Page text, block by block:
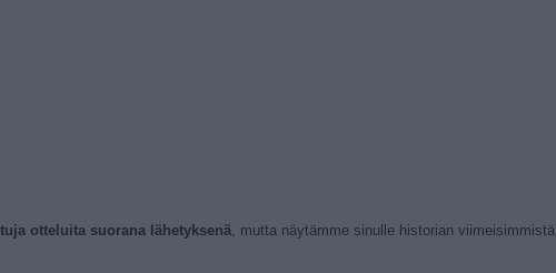
otteluita suorana lähetyksenä, mutta näytämme sinulle historian viimeisimmistä